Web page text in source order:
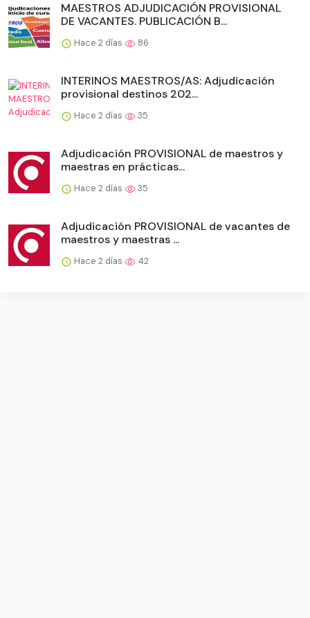
MAESTROS ADJUDICACIÓN PROVISIONAL
DE VACANTES. PUBLICACIÓN B...
Hace 2 días 86
INTERINOS MAESTROS/AS: Adjudicación
provisional destinos 202...
Hace 2 días 35
Adjudicación PROVISIONAL de maestros y
maestras en prácticas...
Hace 2 días 35
Adjudicación PROVISIONAL de vacantes de
maestros y maestras ...
Hace 2 días 42